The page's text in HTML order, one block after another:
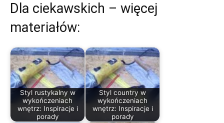
Dla ciekawskich – więcej
materiałów:
Styl rustykalny w
wykończeniach
wnętrz: Inspiracje i
porady
Styl country w
wykończeniach
wnętrz: Inspiracje i
porady